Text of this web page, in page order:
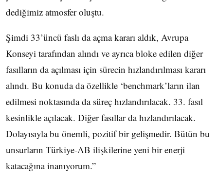
dediğimiz atmosfer oluştu.
Şimdi 33’üncü faslı da açma kararı aldık, Avrupa
Konseyi tarafından alındı ve ayrıca bloke edilen diğer
fasılların da açılması için sürecin hızlandırılması kararı
alındı. Bu konuda da özellikle ‘benchmark’ların ilan
edilmesi noktasında da süreç hızlandırılacak. 33. fasıl
kesinlikle açılacak. Diğer fasıllar da hızlandırılacak.
Dolayısıyla bu önemli, pozitif bir gelişmedir. Bütün bu
unsurların Türkiye-AB ilişkilerine yeni bir enerji
katacağına inanıyorum.”